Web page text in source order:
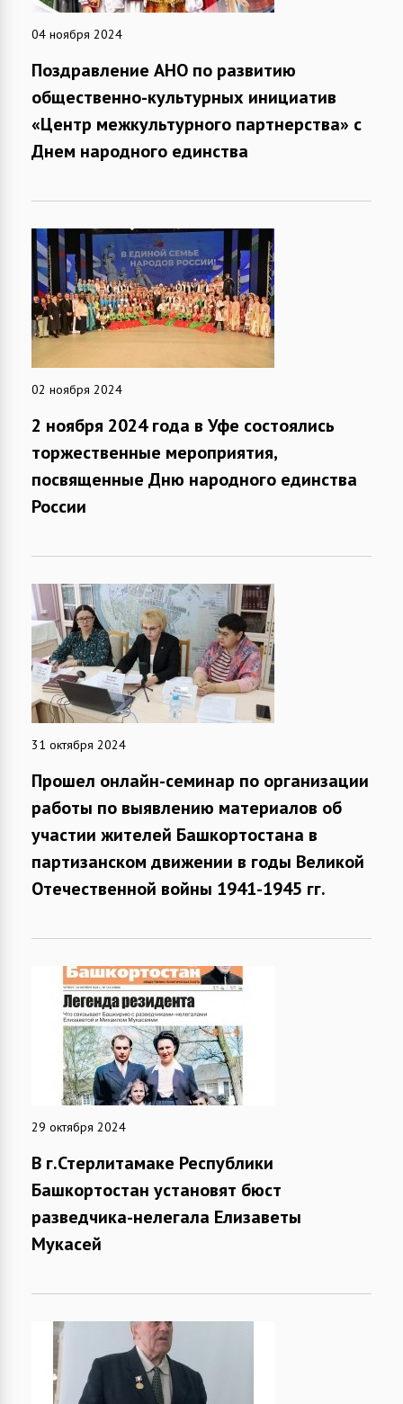
04 ноября 2024
Поздравление АНО по развитию
общественно-культурных инициатив
«Центр межкультурного партнерства» с
Днем народного единства
02 ноября 2024
2 ноября 2024 года в Уфе состоялись
торжественные мероприятия,
посвященные Дню народного единства
России
31 октября 2024
Прошел онлайн-семинар по организации
работы по выявлению материалов об
участии жителей Башкортостана в
партизанском движении в годы Великой
Отечественной войны 1941-1945 гг.
29 октября 2024
В г.Стерлитамаке Республики
Башкортостан установят бюст
разведчика-нелегала Елизаветы
Мукасей